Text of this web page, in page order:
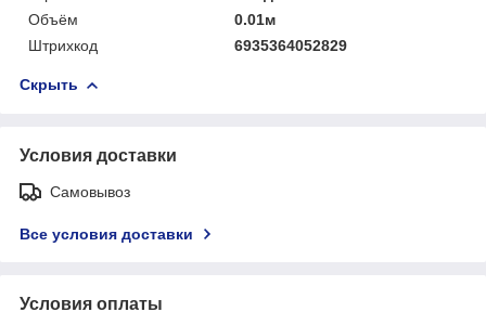
Объём
0.01м
Штрихкод
6935364052829
Скрыть
Условия доставки
Самовывоз
Все условия доставки
Условия оплаты